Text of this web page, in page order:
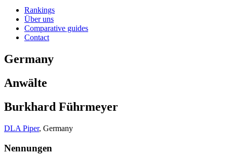
Rankings
Über uns
Comparative guides
Contact
Germany
Anwälte
Burkhard Führmeyer
DLA Piper, Germany
Nennungen